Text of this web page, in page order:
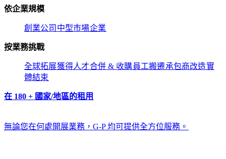
依企業規模​​
創業公司​​ 中型市場​​企業​​
按業務挑戰​​
全球拓展​​獲得人才​​合併 & 收購​​員工搬遷​​承包商改造​​實
體結束​​
在 180 + 國家/地區的租用​​
無論您在何處開展業務，G-P 均可提供全方位服務。​​